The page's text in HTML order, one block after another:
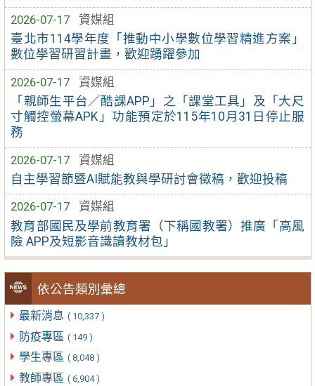
2026-07-17
資媒組
臺北市114學年度「推動中小學數位學習精進方案」
數位學習研習計畫，歡迎踴躍參加
2026-07-17
資媒組
「親師生平台／酷課APP」之「課堂工具」及「大尺
寸觸控螢幕APK」功能預定於115年10月31日停止服
務
2026-07-17
資媒組
自主學習節暨AI賦能教與學研討會徵稿，歡迎投稿
2026-07-17
資媒組
教育部國民及學前教育署（下稱國教署）推廣「高風
險 APP及短影音識讀教材包」
依公告類別彙總
最新消息 ( 10,337 )
防疫專區 ( 149 )
學生專區 ( 8,048 )
教師專區 ( 6,904 )